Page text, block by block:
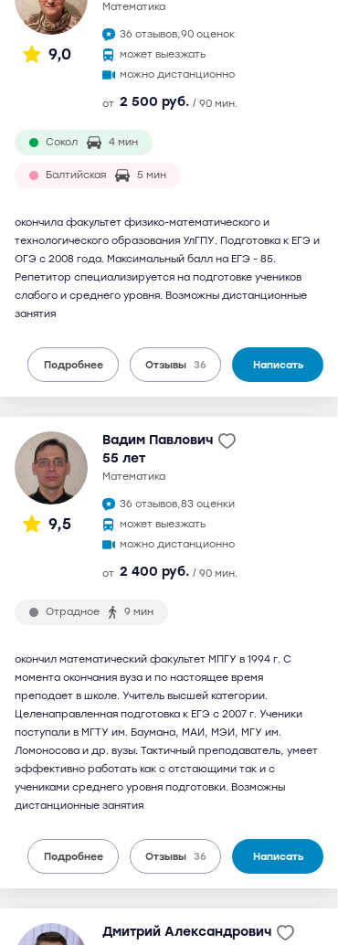
9,0
математика
36 отзывов,90 оценок
может выезжать
можно дистанционно
от 2 500 руб. / 90 мин.
Сокол 4 мин
Балтийская 5 мин
окончила факультет физико-математического и
технологического образования УлГПУ. Подготовка к ЕГЭ и
ОГЭ с 2008 года. Максимальный балл на ЕГЭ - 85.
Репетитор специализируется на подготовке учеников
слабого и среднего уровня. Возможны дистанционные
занятия
Подробнее Отзывы 36 Написать
9,5
Вадим Павлович
55 лет
математика
36 отзывов,83 оценки
может выезжать
можно дистанционно
от 2 400 руб. / 90 мин.
Отрадное 9 мин
окончил математический факультет МПГУ в 1994 г. С
момента окончания вуза и по настоящее время
преподает в школе. Учитель высшей категории.
Целенаправленная подготовка к ЕГЭ с 2007 г. Ученики
поступали в МГТУ им. Баумана, МАИ, МЭИ, МГУ им.
Ломоносова и др. вузы. Тактичный преподаватель, умеет
эффективно работать как с отстающими так и с
учениками среднего уровня подготовки. Возможны
дистанционные занятия
Подробнее Отзывы 36 Написать
Дмитрий Александрович